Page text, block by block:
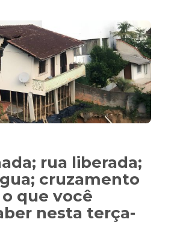
rua liberada;
cruzamento
que você
nesta terça-